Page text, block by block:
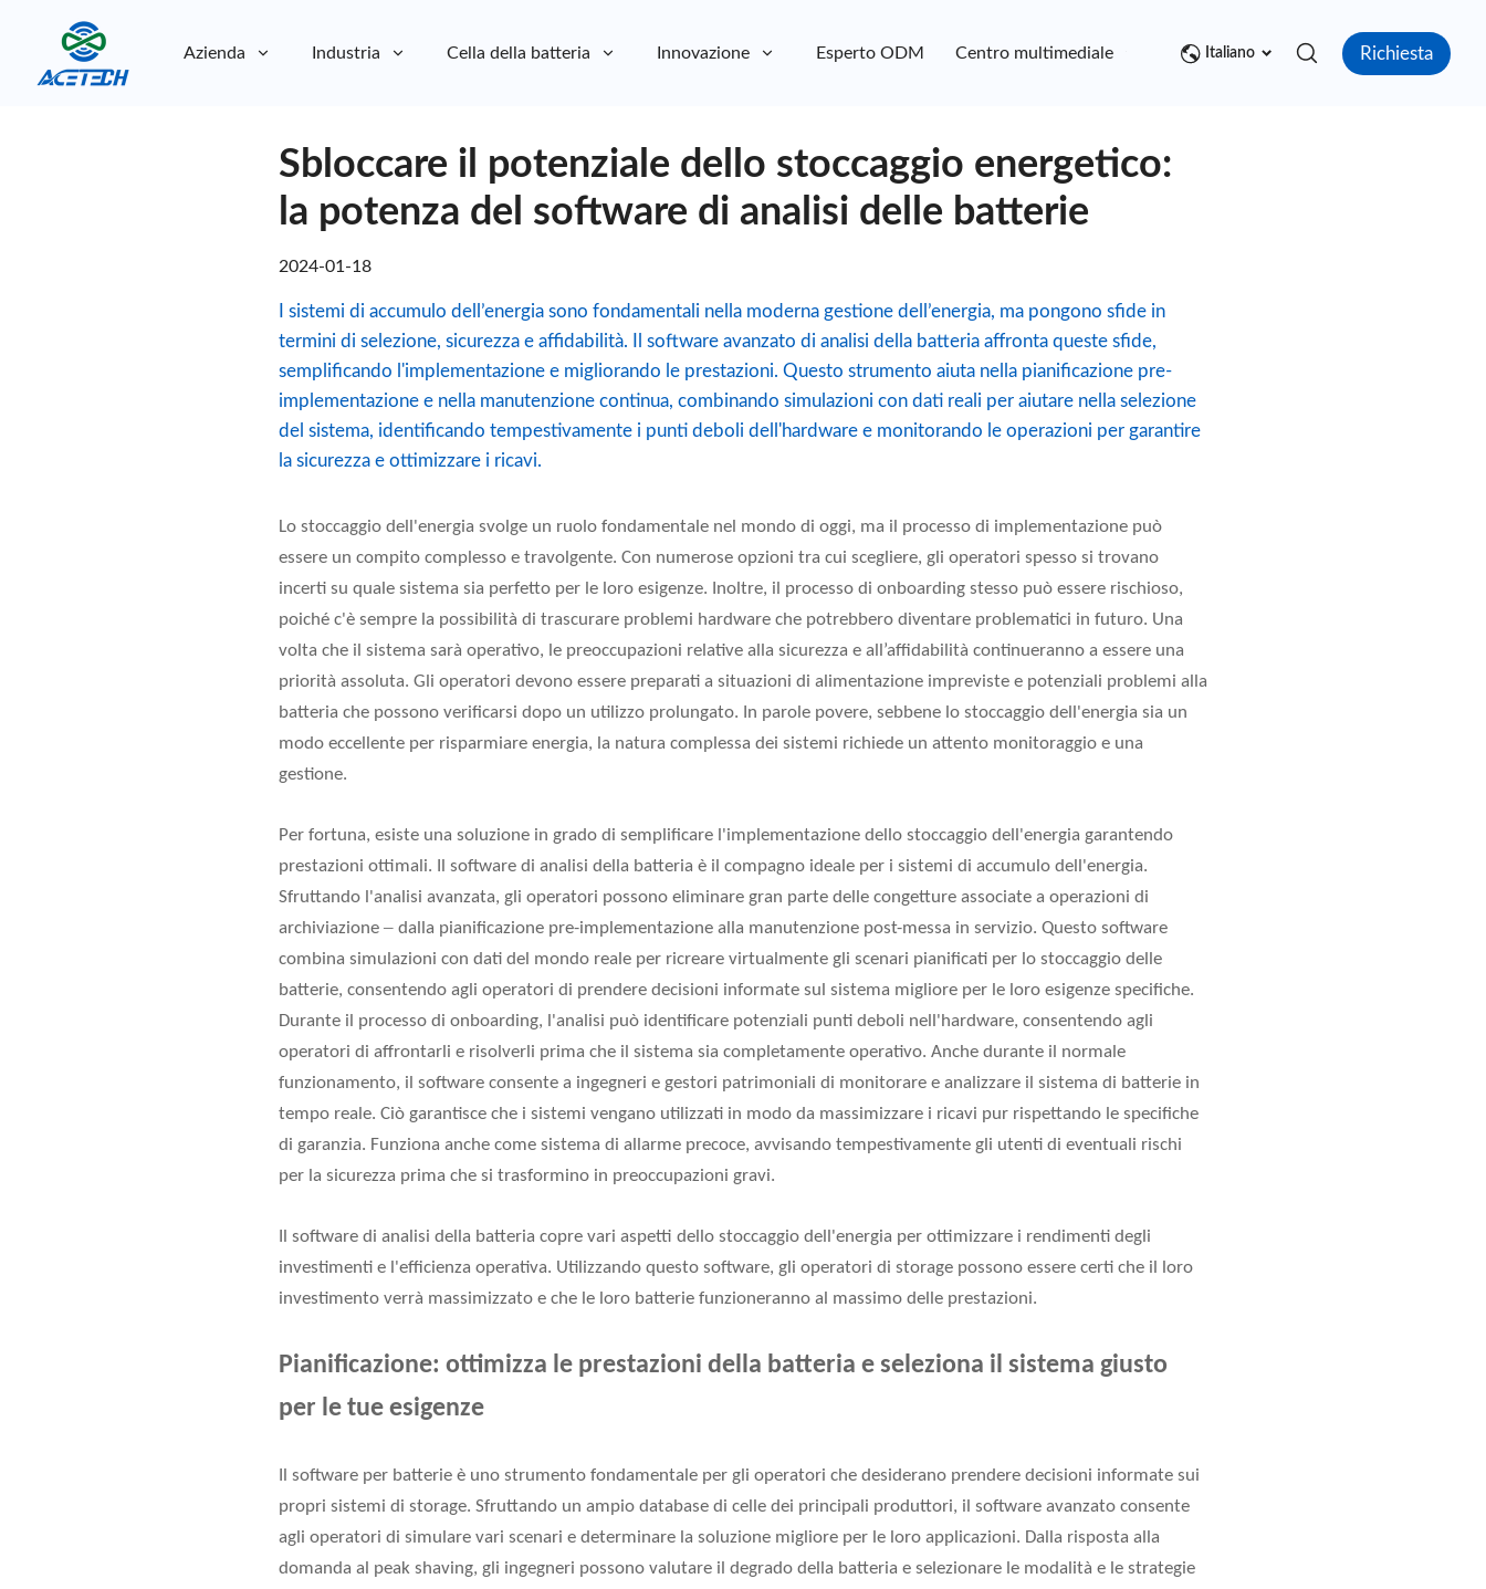
Azienda Industria Cella della batteria Innovazione Esperto ODM Centro multimediale Contatto
Italiano Richiesta
Sbloccare il potenziale dello stoccaggio energetico:
la potenza del software di analisi delle batterie
2024-01-18
I sistemi di accumulo dell’energia sono fondamentali nella moderna gestione dell’energia, ma pongono sfide in
termini di selezione, sicurezza e affidabilità. Il software avanzato di analisi della batteria affronta queste sfide,
semplificando l'implementazione e migliorando le prestazioni. Questo strumento aiuta nella pianificazione pre-
implementazione e nella manutenzione continua, combinando simulazioni con dati reali per aiutare nella selezione
del sistema, identificando tempestivamente i punti deboli dell'hardware e monitorando le operazioni per garantire
la sicurezza e ottimizzare i ricavi.
Lo stoccaggio dell'energia svolge un ruolo fondamentale nel mondo di oggi, ma il processo di implementazione può
essere un compito complesso e travolgente. Con numerose opzioni tra cui scegliere, gli operatori spesso si trovano
incerti su quale sistema sia perfetto per le loro esigenze. Inoltre, il processo di onboarding stesso può essere rischioso,
poiché c'è sempre la possibilità di trascurare problemi hardware che potrebbero diventare problematici in futuro. Una
volta che il sistema sarà operativo, le preoccupazioni relative alla sicurezza e all’affidabilità continueranno a essere una
priorità assoluta. Gli operatori devono essere preparati a situazioni di alimentazione impreviste e potenziali problemi alla
batteria che possono verificarsi dopo un utilizzo prolungato. In parole povere, sebbene lo stoccaggio dell'energia sia un
modo eccellente per risparmiare energia, la natura complessa dei sistemi richiede un attento monitoraggio e una
gestione.
Per fortuna, esiste una soluzione in grado di semplificare l'implementazione dello stoccaggio dell'energia garantendo
prestazioni ottimali. Il software di analisi della batteria è il compagno ideale per i sistemi di accumulo dell'energia.
Sfruttando l'analisi avanzata, gli operatori possono eliminare gran parte delle congetture associate a operazioni di
archiviazione – dalla pianificazione pre-implementazione alla manutenzione post-messa in servizio. Questo software
combina simulazioni con dati del mondo reale per ricreare virtualmente gli scenari pianificati per lo stoccaggio delle
batterie, consentendo agli operatori di prendere decisioni informate sul sistema migliore per le loro esigenze specifiche.
Durante il processo di onboarding, l'analisi può identificare potenziali punti deboli nell'hardware, consentendo agli
operatori di affrontarli e risolverli prima che il sistema sia completamente operativo. Anche durante il normale
funzionamento, il software consente a ingegneri e gestori patrimoniali di monitorare e analizzare il sistema di batterie in
tempo reale. Ciò garantisce che i sistemi vengano utilizzati in modo da massimizzare i ricavi pur rispettando le specifiche
di garanzia. Funziona anche come sistema di allarme precoce, avvisando tempestivamente gli utenti di eventuali rischi
per la sicurezza prima che si trasformino in preoccupazioni gravi.
Il software di analisi della batteria copre vari aspetti dello stoccaggio dell'energia per ottimizzare i rendimenti degli
investimenti e l'efficienza operativa. Utilizzando questo software, gli operatori di storage possono essere certi che il loro
investimento verrà massimizzato e che le loro batterie funzioneranno al massimo delle prestazioni.
Pianificazione: ottimizza le prestazioni della batteria e seleziona il sistema giusto
per le tue esigenze
Il software per batterie è uno strumento fondamentale per gli operatori che desiderano prendere decisioni informate sui
propri sistemi di storage. Sfruttando un ampio database di celle dei principali produttori, il software avanzato consente
agli operatori di simulare vari scenari e determinare la soluzione migliore per le loro applicazioni. Dalla risposta alla
domanda al peak shaving, gli ingegneri possono valutare il degrado della batteria e selezionare le modalità e le strategie